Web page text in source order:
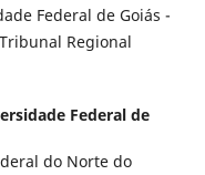
Federal de Goiás -
Regional
Federal de
do Norte do